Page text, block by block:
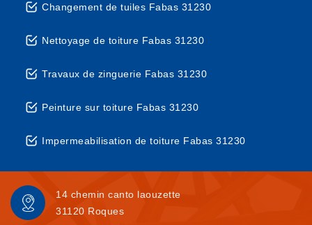
Changement de tuiles Fabas 31230
Nettoyage de toiture Fabas 31230
Travaux de zinguerie Fabas 31230
Peinture sur toiture Fabas 31230
Impermeabilisation de toiture Fabas 31230
14 chemin canto laouzette
31120 Roques